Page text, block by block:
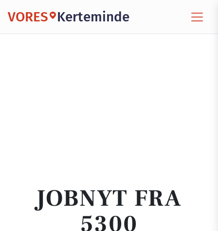
VORES Kerteminde
JOBNYT FRA
5300